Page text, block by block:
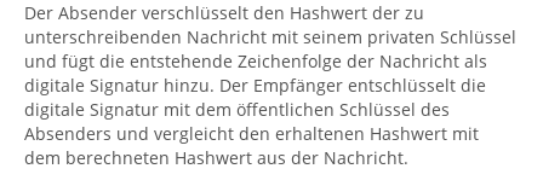
Der Absender verschlüsselt den Hashwert der zu
unterschreibenden Nachricht mit seinem privaten Schlüssel
und fügt die entstehende Zeichenfolge der Nachricht als
digitale Signatur hinzu. Der Empfänger entschlüsselt die
digitale Signatur mit dem öffentlichen Schlüssel des
Absenders und vergleicht den erhaltenen Hashwert mit
dem berechneten Hashwert aus der Nachricht.